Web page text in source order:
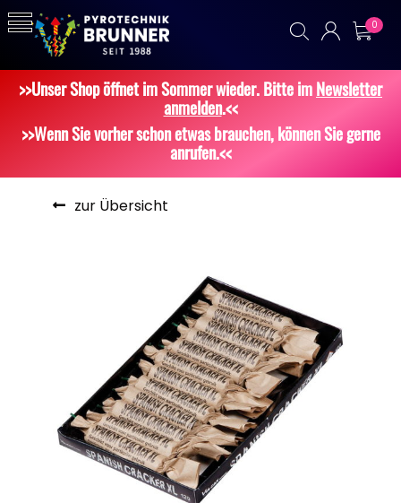
0
>>Unser Shop öffnet im Sommer wieder. Bitte imNewsletter
anmelden.<<
>>Wenn Sie vorher schon etwas brauchen, können Sie gerne
anrufen.<<
zur Übersicht